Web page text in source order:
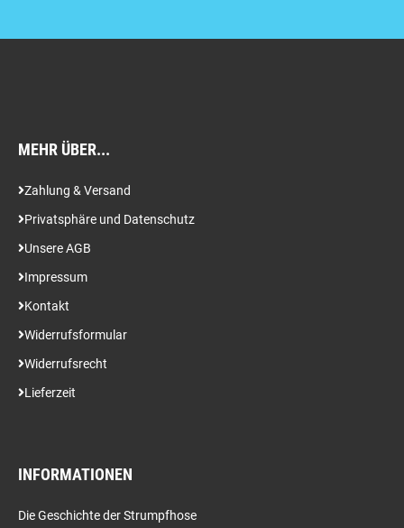
MEHR ÜBER...
Zahlung & Versand
Privatsphäre und Datenschutz
Unsere AGB
Impressum
Kontakt
Widerrufsformular
Widerrufsrecht
Lieferzeit
INFORMATIONEN
Die Geschichte der Strumpfhose